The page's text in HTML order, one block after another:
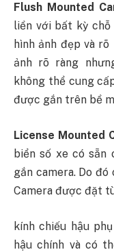
Flush Mounted
liền với bất kỳ chỗ
hình ảnh đẹp và
ảnh rõ ràng
không thể cung
được gắn trên bề
License Mounted
biển số xe có sẵn
gắn camera. Do
Camera được đặt
kính chiếu hậu
hậu chính và có